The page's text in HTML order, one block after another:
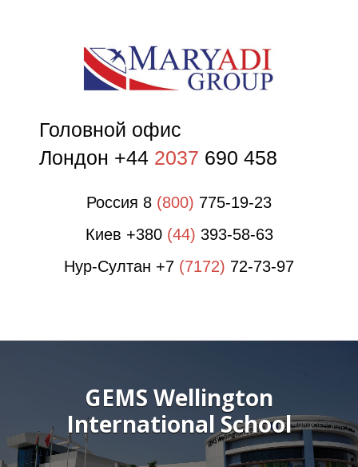
Головной офис
Лондон +44 2037 690 458
Россия 8 (800) 775-19-23
Киев +380 (44) 393-58-63
Нур-Султан +7 (7172) 72-73-97
GEMS Wellington
International School
О